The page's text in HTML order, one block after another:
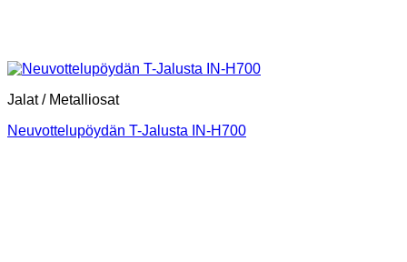
Jalat / Metalliosat
Neuvottelupöydän T-Jalusta IN-H700